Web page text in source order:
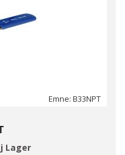
Emne: B33NPT
Lager